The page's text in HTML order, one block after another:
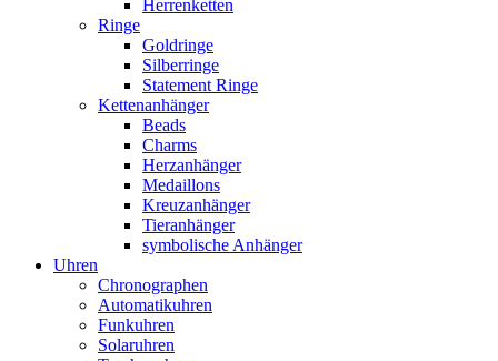
Herrenketten
Ringe
Goldringe
Silberringe
Statement Ringe
Kettenanhänger
Beads
Charms
Herzanhänger
Medaillons
Kreuzanhänger
Tieranhänger
symbolische Anhänger
Uhren
Chronographen
Automatikuhren
Funkuhren
Solaruhren